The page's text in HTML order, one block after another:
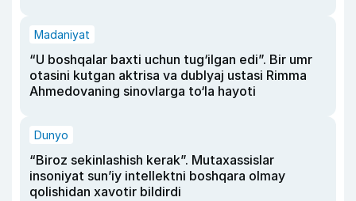
Madaniyat
“U boshqalar baxti uchun tug‘ilgan edi”. Bir umr
otasini kutgan aktrisa va dublyaj ustasi Rimma
Ahmedovaning sinovlarga to‘la hayoti
Dunyo
“Biroz sekinlashish kerak”. Mutaxassislar
insoniyat sun’iy intellektni boshqara olmay
qolishidan xavotir bildirdi